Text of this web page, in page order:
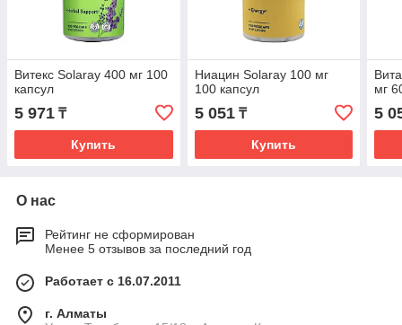
Витекс Solaray 400 мг 100
капсул
5 971 ₸
Купить
Ниацин Solaray 100 мг
100 капсул
5 051₸
Купить
мг
5
О нас
Рейтинг не сформирован
Менее 5 отзывов за последний год
Работает с 16.07.2011
г. Алматы